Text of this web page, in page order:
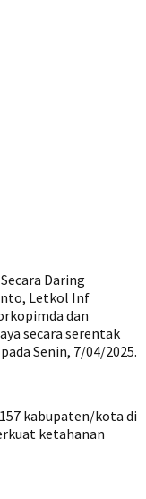
Daring
Letkol Inf
dan
secara serentak
Senin, 7/04/2025.
kabupaten/kota di
ketahanan